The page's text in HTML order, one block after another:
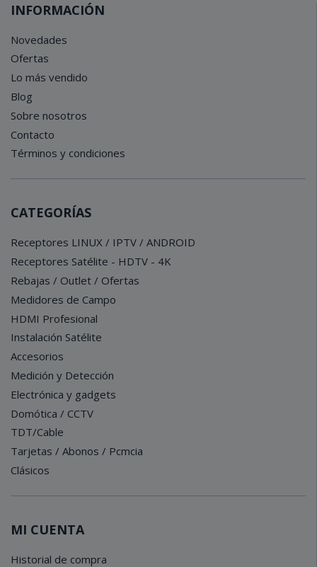
INFORMACIÓN
Novedades
Ofertas
Lo más vendido
Blog
Sobre nosotros
Contacto
Términos y condiciones
CATEGORÍAS
Receptores LINUX / IPTV / ANDROID
Receptores Satélite - HDTV - 4K
Rebajas / Outlet / Ofertas
Medidores de Campo
HDMI Profesional
Instalación Satélite
Accesorios
Medición y Detección
Electrónica y gadgets
Domótica / CCTV
TDT/Cable
Tarjetas / Abonos / Pcmcia
Clásicos
MI CUENTA
Historial de compra